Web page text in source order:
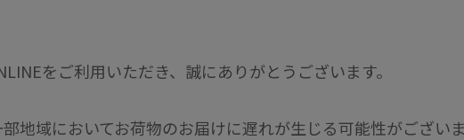
をご利用いただき、誠にありがとうございます。
地域においてお荷物のお届けに遅れが生じる可能性がございま